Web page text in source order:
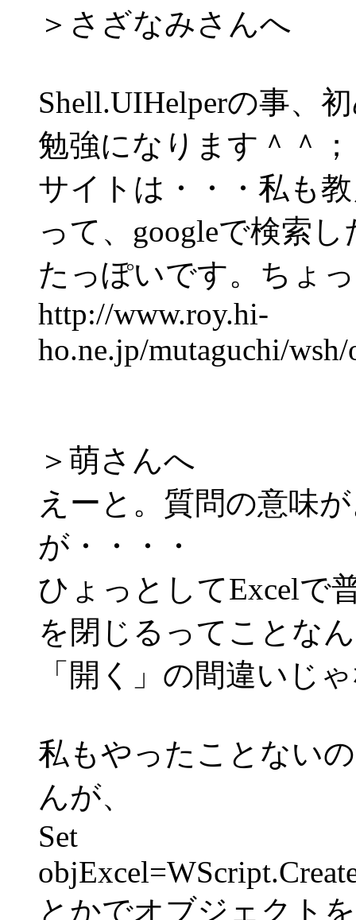
＞さざなみさんへ
Shell.UIHelperの事、
勉強になります＾＾
サイトは・・・私も
って、googleで検索
たっぽいです。ちょ
http://www.roy.hi-
ho.ne.jp/mutaguchi/
＞萌さんへ
えーと。質問の意味
が・・・・
ひょっとしてExcelで
を閉じるってことな
「開く」の間違いじ
私もやったことない
んが、
Set
とかでオブジェクト